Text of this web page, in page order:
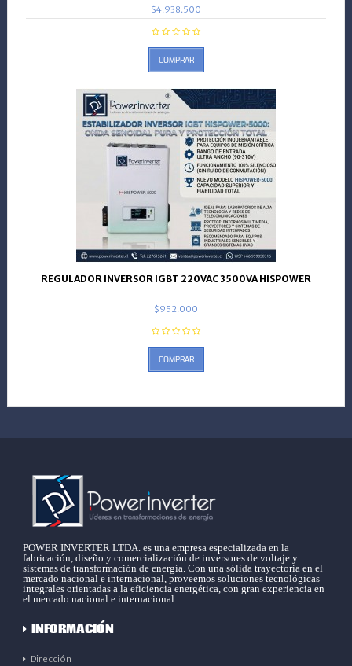
$4.938.500
COMPRAR
REGULADOR INVERSOR IGBT 220VAC 3500VA HISPOWER
$952.000
COMPRAR
POWER INVERTER LTDA. es una empresa especializada en la
fabricación, diseño y comercialización de inversores de voltaje y
sistemas de transformación de energía. Con una sólida trayectoria en el
mercado nacional e internacional, proveemos soluciones tecnológicas
integrales orientadas a la eficiencia energética, con gran experiencia en
el mercado nacional e internacional.
INFORMACIÓN
Dirección